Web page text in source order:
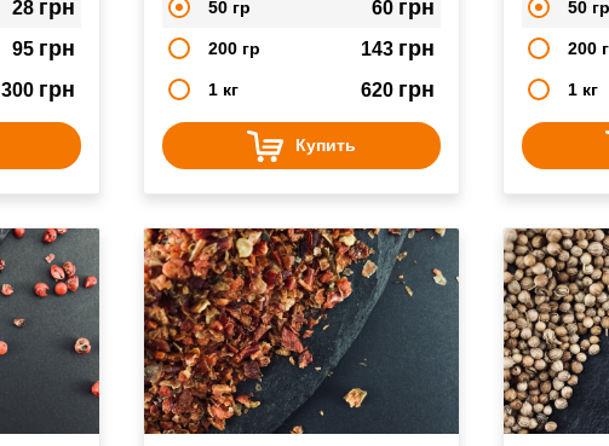
28 грн
95 грн
300 грн
оригинальных ароматных ноток и
по-новому раскроет их вкус.
50 гр 60 грн
200 гр 143 грн
1 кг 620 грн
Купить
50 гр
200
1 кг